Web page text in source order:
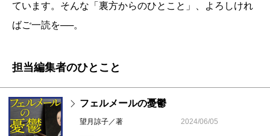
ています。そんな「裏方からのひとこと」、よろしけれ
ばご一読を──。
担当編集者のひとこと
フェルメールの憂鬱
望月諒子／著 2024/06/05